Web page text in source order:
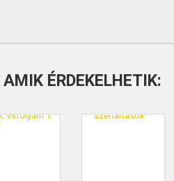
ÉRDEKELHETIK: